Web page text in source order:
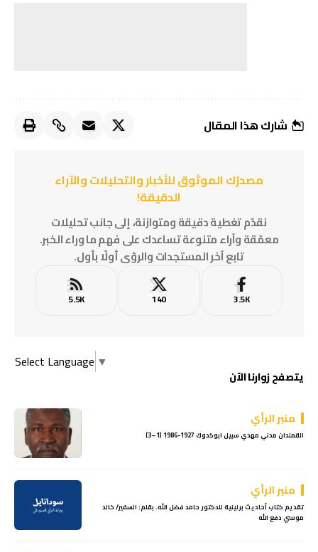
شارك هذا المقال
مصدرُك الموثوق للأخبار والتحليلات والآراء
الدقيقة!
نقدّم تغطية دقيقة ومتوازنة، إلى جانب تحليلات
معمّقة وآراء متنوعة تساعدك على فهم ما وراء الخبر.
تابع آخر المستجدات والرؤى أولًا بأول.
3.5K
140
5.5K
Select Language ▼
يتصفح زوارنا الآن
منبر الرأي
القمندان مدني مهدي سبيل ابوكدوك 1927-1986 (1–3)
منبر الرأي
تقديم كتاب أحاديث برلينية للدكتور حامد فضل الله. بقلم: السفير/ خالد
موسي دفع الله